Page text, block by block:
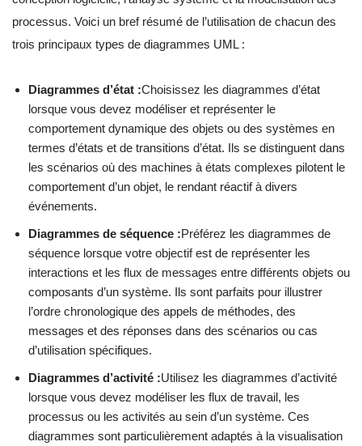
processus. Voici un bref résumé de l’utilisation de chacun des
trois principaux types de diagrammes UML :
Diagrammes d’état :Choisissez les diagrammes d’état
lorsque vous devez modéliser et représenter le
comportement dynamique des objets ou des systèmes en
termes d’états et de transitions d’état. Ils se distinguent dans
les scénarios où des machines à états complexes pilotent le
comportement d’un objet, le rendant réactif à divers
événements.
Diagrammes de séquence :Préférez les diagrammes de
séquence lorsque votre objectif est de représenter les
interactions et les flux de messages entre différents objets ou
composants d’un système. Ils sont parfaits pour illustrer
l’ordre chronologique des appels de méthodes, des
messages et des réponses dans des scénarios ou cas
d’utilisation spécifiques.
Diagrammes d’activité :Utilisez les diagrammes d’activité
lorsque vous devez modéliser les flux de travail, les
processus ou les activités au sein d’un système. Ces
diagrammes sont particulièrement adaptés à la visualisation